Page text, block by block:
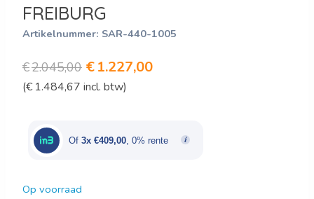
FREIBURG
Artikelnummer: SAR-440-1005
€2.045,00 Oorspronkelijke
prijs
€2.045,00.
€1.227,00Huidige
€1.227,00.
(€ 1.484,67 incl. btw)
Of 3x €409,00 , 0% rente
Op voorraad